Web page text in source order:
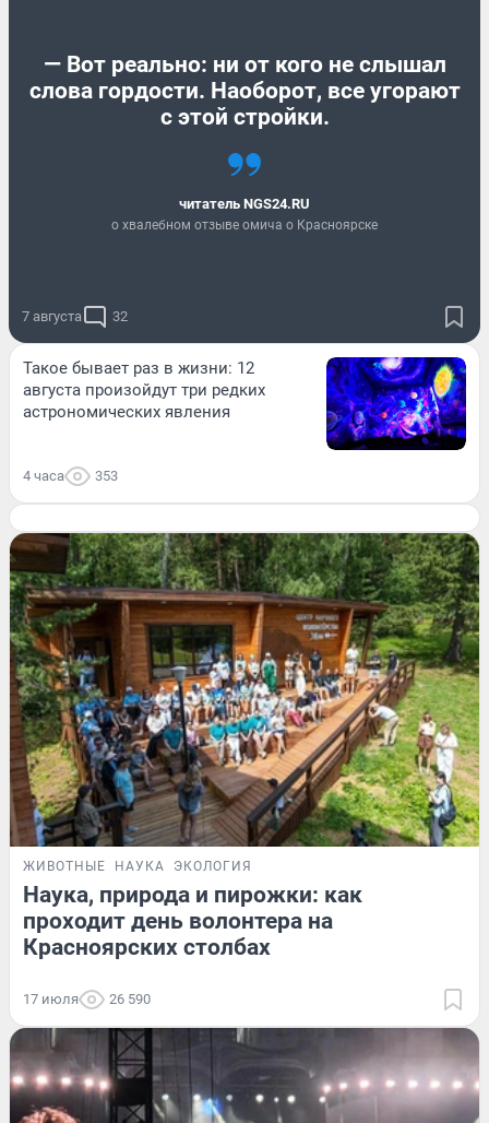
— Вот реально: ни от кого не слышал
слова гордости. Наоборот, все угорают
с этой стройки.
читатель NGS24.RU
о хвалебном отзыве омича о Красноярске
7 августа 32
Такое бывает раз в жизни: 12
августа произойдут три редких
астрономических явления
4 часа 353
ЖИВОТНЫЕ НАУКА ЭКОЛОГИЯ
Наука, природа и пирожки: как
проходит день волонтера на
Красноярских столбах
17 июля 26 590